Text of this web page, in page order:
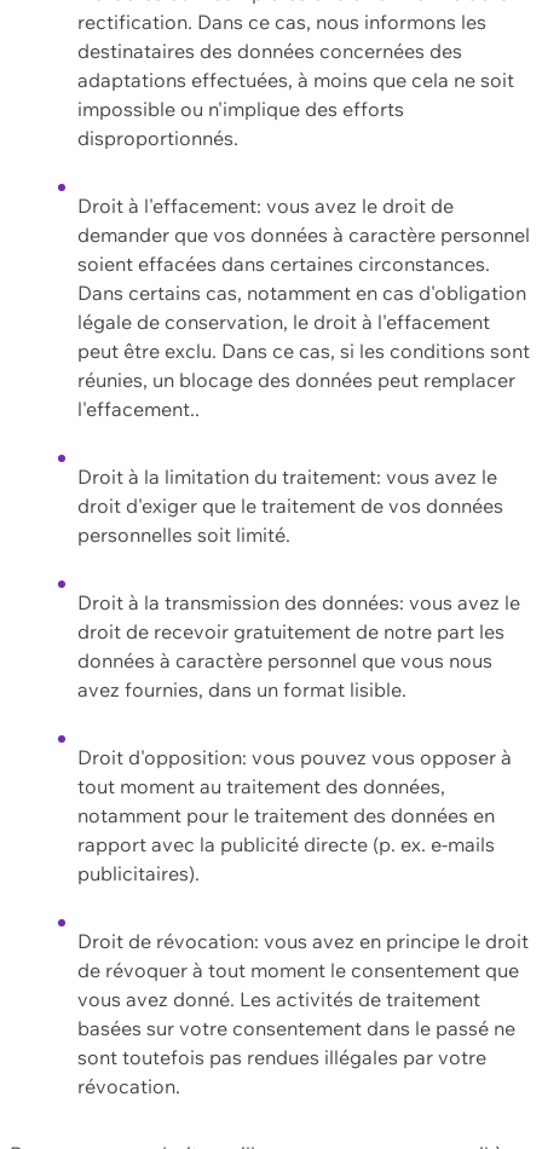
rectification. Dans ce cas, nous informons les
destinataires des données concernées des
adaptations effectuées, à moins que cela ne soit
impossible ou n'implique des efforts
disproportionnés.
Droit à l'effacement: vous avez le droit de
demander que vos données à caractère personnel
soient effacées dans certaines circonstances.
Dans certains cas, notamment en cas d'obligation
légale de conservation, le droit à l'effacement
peut être exclu. Dans ce cas, si les conditions sont
réunies, un blocage des données peut remplacer
l'effacement..
Droit à la limitation du traitement: vous avez le
droit d'exiger que le traitement de vos données
personnelles soit limité.
Droit à la transmission des données: vous avez le
droit de recevoir gratuitement de notre part les
données à caractère personnel que vous nous
avez fournies, dans un format lisible.
Droit d'opposition: vous pouvez vous opposer à
tout moment au traitement des données,
notamment pour le traitement des données en
rapport avec la publicité directe (p. ex. e-mails
publicitaires).
Droit de révocation: vous avez en principe le droit
de révoquer à tout moment le consentement que
vous avez donné. Les activités de traitement
basées sur votre consentement dans le passé ne
sont toutefois pas rendues illégales par votre
révocation.